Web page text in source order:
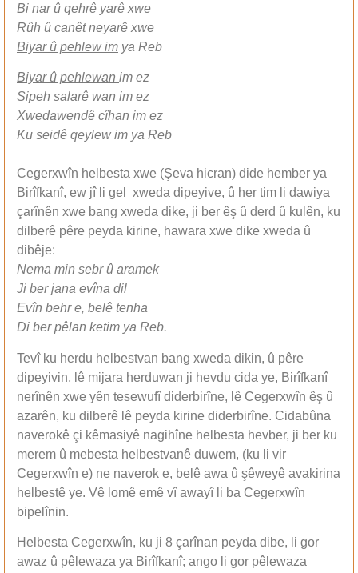
Bi nar û qehrê yarê xwe
Rûh û canêt neyarê xwe
Biyar û pehlew im ya Reb
Biyar û pehlewan im ez
Sipeh salarê wan im ez
Xwedawendê cîhan im ez
Ku seidê qeylew im ya Reb
Cegerxwîn helbesta xwe (Şeva hicran) dide hember ya
Birîfkanî, ew jî li gel xweda dipeyive, û her tim li dawiya
çarînên xwe bang xweda dike, ji ber êş û derd û kulên, ku
dilberê pêre peyda kirine, hawara xwe dike xweda û
dibêje:
Nema min sebr û aramek
Ji ber jana evîna dil
Evîn behr e, belê tenha
Di ber pêlan ketim ya Reb.
Tevî ku herdu helbestvan bang xweda dikin, û pêre
dipeyivin, lê mijara herduwan ji hevdu cida ye, Birîfkanî
nerînên xwe yên tesewufî diderbirîne, lê Cegerxwîn êş û
azarên, ku dilberê lê peyda kirine diderbirîne. Cidabûna
naverokê çi kêmasiyê nagihîne helbesta hevber, ji ber ku
merem û mebesta helbestvanê duwem, (ku li vir
Cegerxwîn e) ne naverok e, belê awa û şêweyê avakirina
helbestê ye. Vê lomê emê vî awayî li ba Cegerxwîn
bipelînin.
Helbesta Cegerxwîn, ku ji 8 çarînan peyda dibe, li gor
awaz û pêlewaza ya Birîfkanî; ango li gor pêlewaza